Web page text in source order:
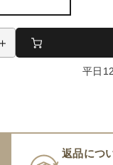
平日
返品につ